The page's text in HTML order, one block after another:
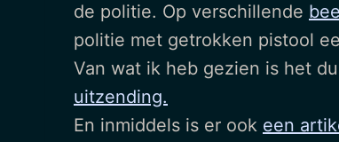
de politie. Op verschillende
politie met getrokken pistool
Van wat ik heb gezien is het
uitzending.
En inmiddels is er ook een